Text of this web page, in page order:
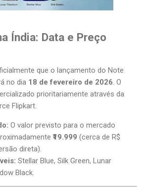
Índia: Data e Preço
que o lançamento do Note
no dia 18 de fevereiro de 2026. O
prioritariamente através da
Flipkart.
O valor previsto para o mercado
₹19.999 (cerca de R$
direta).
Stellar Blue, Silk Green, Lunar
Black.